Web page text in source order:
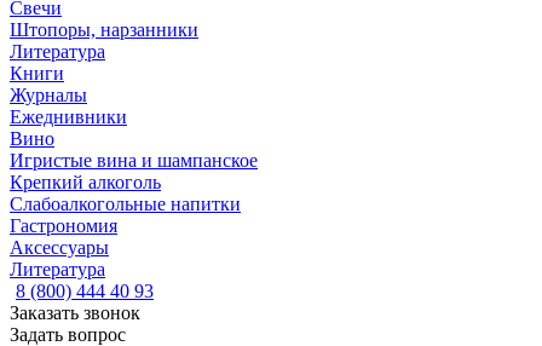
Свечи
Штопоры, нарзанники
Литература
Книги
Журналы
Ежеднивники
Вино
Игристые вина и шампанское
Крепкий алкоголь
Слабоалкогольные напитки
Гастрономия
Аксессуары
Литература
8 (800) 444 40 93
Заказать звонок
Задать вопрос